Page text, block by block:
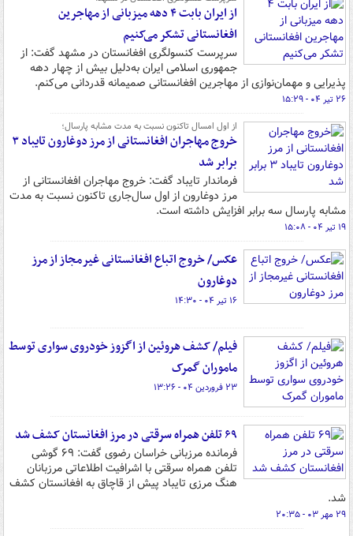
از ایران بابت ۴ دهه میزبانی از مهاجرین
افغانستانی تشکر می‌کنیم
سرپرست کنسولگری افغانستان در مشهد گفت: از
جمهوری اسلامی ایران به‌دلیل بیش از چهار دهه
پذیرایی و مهمان‌نوازی از مهاجرین افغانستانی صمیمانه قدردانی می‌کنم.
۲۶ تیر ۰۴ - ۱۵:۲۹
از اول امسال‌ تاکنون نسبت به مدت مشابه پارسال؛
خروج مهاجران افغانستانی از مرز دوغارون تایباد ۳
برابر شد
فرماندار تایباد گفت: خروج مهاجران افغانستانی از
مرز دوغارون از اول سال‌جاری تاکنون نسبت به مدت
مشابه پارسال سه برابر افزایش داشته است.
۱۹ تیر ۰۴ - ۱۵:۰۸
عکس/ خروج اتباع افغانستانی غیرمجاز از مرز
دوغارون
۱۶ تیر ۰۴ - ۱۴:۳۰
فیلم/ کشف هروئین از اگزوز خودروی سواری توسط
ماموران گمرک
۲۳ فروردین ۰۴ - ۱۳:۲۶
۶۹ تلفن همراه سرقتی در مرز افغانستان کشف شد
فرمانده مرزبانی خراسان رضوی گفت: ۶۹ گوشی
تلفن همراه سرقتی با اشرافیت اطلاعاتی مرزبانان
هنگ مرزی تایباد پیش از قاچاق به افغانستان کشف
شد.
۲۹ مهر ۰۳ - ۲۰:۳۵